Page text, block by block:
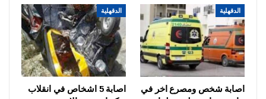
الدقهلية
اصابة شخص ومصرع اخر في
الدقهلية
اصابة 5 اشخاص في انقلاب